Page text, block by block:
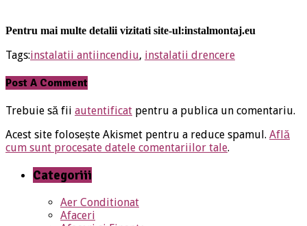
Pentru mai multe detalii vizitati site-ul:instalmontaj.eu
Tags:instalatii antiincendiu, instalatii drencere
Post A Comment
Trebuie să fii autentificat pentru a publica un comentariu.
Acest site folosește Akismet pentru a reduce spamul. Află
cum sunt procesate datele comentariilor tale.
Categoriii
Aer Conditionat
Afaceri